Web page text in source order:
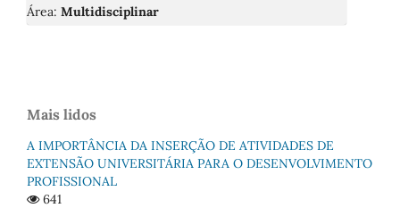
Área: Multidisciplinar
Mais lidos
A IMPORTÂNCIA DA INSERÇÃO DE ATIVIDADES DE
EXTENSÃO UNIVERSITÁRIA PARA O DESENVOLVIMENTO
PROFISSIONAL
641